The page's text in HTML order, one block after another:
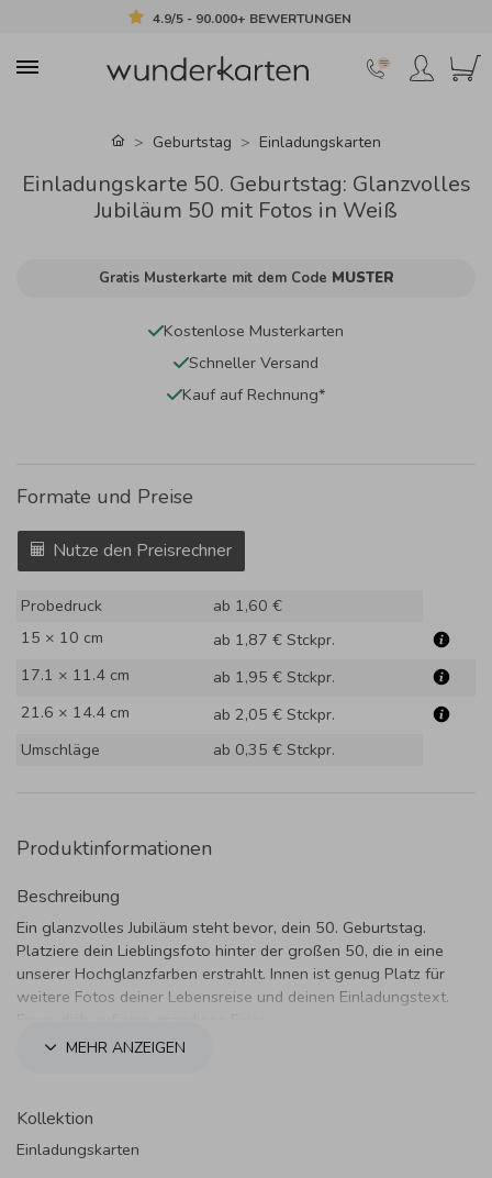
4.9/5 - 90.000+ BEWERTUNGEN
Geburtstag Einladungskarten
Einladungskarte 50. Geburtstag: Glanzvolles
Jubiläum 50 mit Fotos in Weiß
Gratis Musterkarte mit dem Code MUSTER
Kostenlose Musterkarten
Schneller Versand
Kauf auf Rechnung*
Formate und Preise
Nutze den Preisrechner
Probedruck
ab 1,60 €
15 × 10 cm
ab 1,87 € Stckpr.
17.1 × 11.4 cm
ab 1,95 € Stckpr.
21.6 × 14.4 cm
ab 2,05 € Stckpr.
Umschläge
ab 0,35 € Stckpr.
Produktinformationen
Beschreibung
Ein glanzvolles Jubiläum steht bevor, dein 50. Geburtstag.
Platziere dein Lieblingsfoto hinter der großen 50, die in eine
unserer Hochglanzfarben erstrahlt. Innen ist genug Platz für
weitere Fotos deiner Lebensreise und deinen Einladungstext.
MEHR ANZEIGEN
Kollektion
Einladungskarten